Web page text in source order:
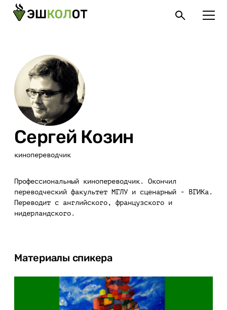
Сергей Козин
кинопереводчик
Профессиональный кинопереводчик. Окончил
переводческий факультет МГЛУ и сценарный - ВГИКа.
Переводит с английского, французского и
нидерландского.
Материалы спикера